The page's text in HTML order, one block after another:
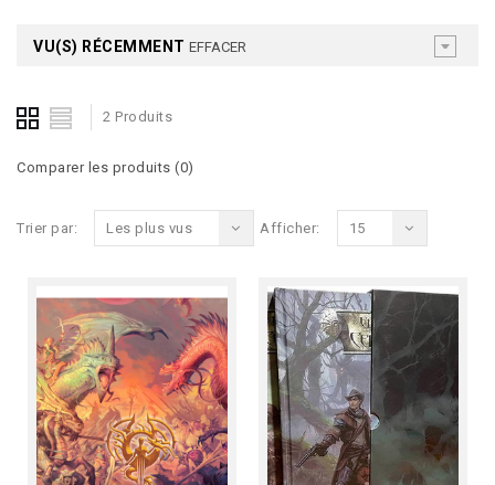
VU(S) RÉCEMMENT EFFACER
2 Produits
Comparer les produits (0)
Trier par: Les plus vus Afficher: 15